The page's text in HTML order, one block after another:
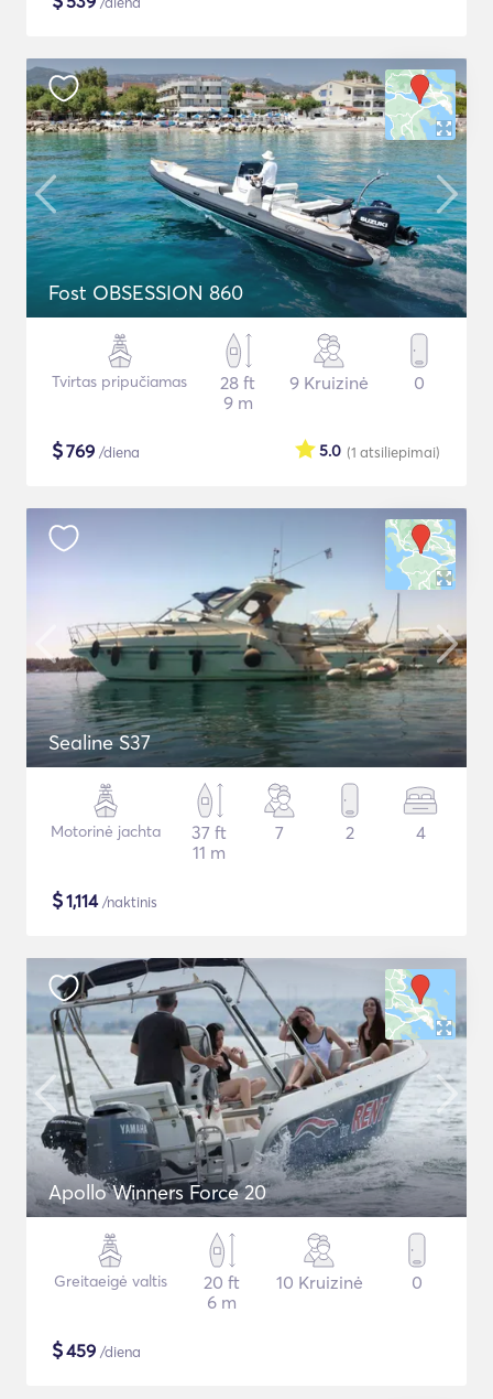
Fost OBSESSION 860
Tvirtas pripučiamas
28 ft
9 m
9 Kruizinė 0
$769 /diena (1 atsiliepimai)
5.0
Sealine S37
Motorinė jachta
37 ft
11 m
7 2 4
$1,114/naktinis
Apollo Winners Force 20
Greitaeigė valtis
20 ft
6 m
10 Kruizinė 0
$459 /diena